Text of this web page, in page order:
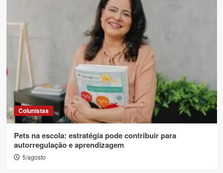
Colunistas
Pets na escola: estratégia pode contribuir para
autorregulação e aprendizagem
5/agosto